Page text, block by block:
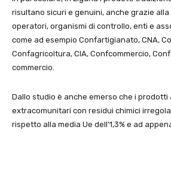
risultano sicuri e genuini, anche grazie
operatori, organismi di controllo, enti e
come ad esempio Confartigianato, CNA,
Confagricoltura, CIA, Confcommercio,
commercio.
Dallo studio è anche emerso che i prodotti
extracomunitari con residui chimici
rispetto alla media Ue dell’1,3% e ad